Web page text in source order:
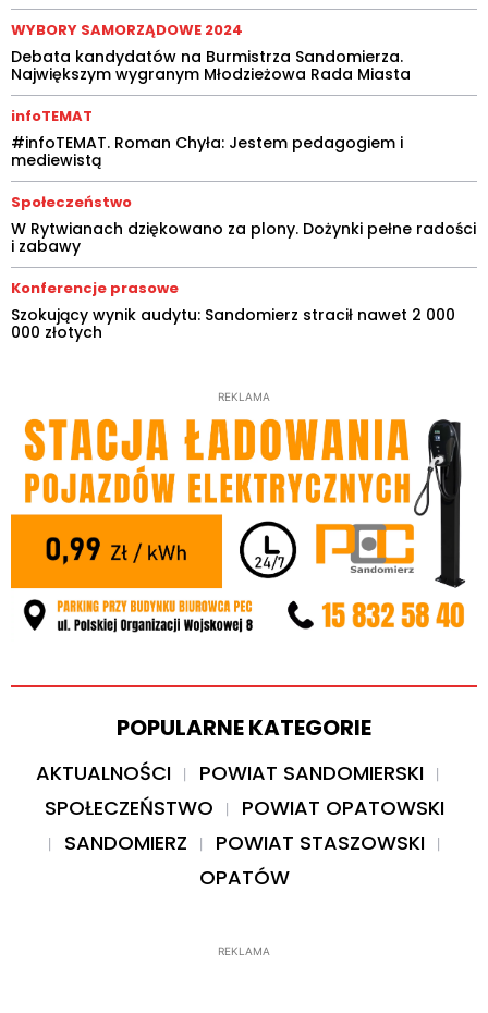
WYBORY SAMORZĄDOWE 2024
Debata kandydatów na Burmistrza Sandomierza.
Największym wygranym Młodzieżowa Rada Miasta
infoTEMAT
#infoTEMAT. Roman Chyła: Jestem pedagogiem i
mediewistą
Społeczeństwo
W Rytwianach dziękowano za plony. Dożynki pełne radości
i zabawy
Konferencje prasowe
Szokujący wynik audytu: Sandomierz stracił nawet 2 000
000 złotych
REKLAMA
POPULARNE KATEGORIE
AKTUALNOŚCI
POWIAT SANDOMIERSKI
SPOŁECZEŃSTWO
POWIAT OPATOWSKI
SANDOMIERZ
POWIAT STASZOWSKI
OPATÓW
REKLAMA